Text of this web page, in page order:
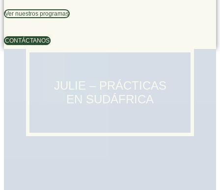
Ver nuestros programas
CONTÁCTANOS
JULIE – PRÁCTICAS
EN SUDÁFRICA